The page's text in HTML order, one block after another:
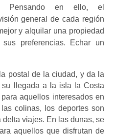
general de cada región
y alquilar una propiedad
preferencias. Echar un
postal de la ciudad, y da la
llegada a la isla la Costa
aquellos interesados ​​en
colinas, los deportes son
viajes. En las dunas, se
aquellos que disfrutan de